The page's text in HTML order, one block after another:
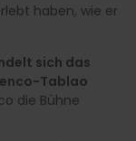
haben, wie er
sich das
Tablao
die Bühne